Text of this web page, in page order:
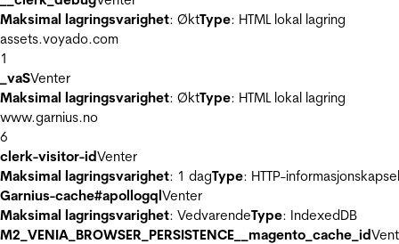
Maksimal lagringsvarighet: ØktType: HTML lokal lagring
assets.voyado.com
1
_vaSVenter
Maksimal lagringsvarighet: ØktType: HTML lokal lagring
www.garnius.no
6
clerk-visitor-idVenter
Maksimal lagringsvarighet: 1 dagType: HTTP-informasjonskapsel
Garnius-cache#apollogqlVenter
Maksimal lagringsvarighet: VedvarendeType: IndexedDB
M2_VENIA_BROWSER_PERSISTENCE__magento_cache_id